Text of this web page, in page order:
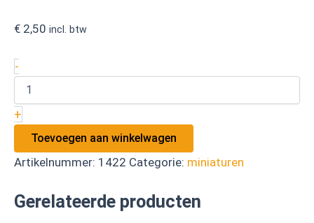
€ 2,50 incl. btw
-
+
Toevoegen aan winkelwagen
Artikelnummer: 1422 Categorie: miniaturen
Gerelateerde producten